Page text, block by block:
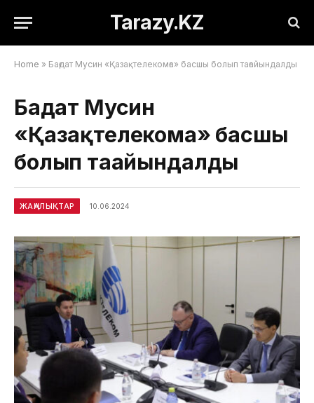
Tarazy.KZ
Home » Бағдат Мусин «Қазақтелекомға» басшы болып тағайындалды
Бағдат Мусин
«Қазақтелекомға» басшы
болып тағайындалды
ЖАҢАЛЫҚТАР 10.06.2024